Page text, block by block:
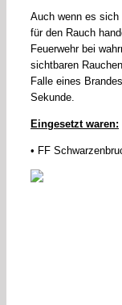
Auch wenn es sich
für den Rauch
Feuerwehr bei
sichtbaren
Falle eines
Sekunde.
Eingesetzt waren:
• FF